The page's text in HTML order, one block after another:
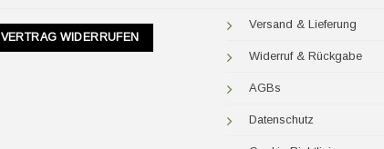
VERTRAG WIDERRUFEN
Versand & Lieferung
Widerruf & Rückgabe
AGBs
Datenschutz